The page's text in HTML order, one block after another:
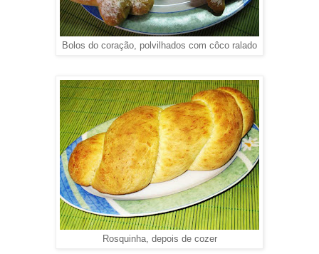
Bolos do coração, polvilhados com côco ralado
Rosquinha, depois de cozer